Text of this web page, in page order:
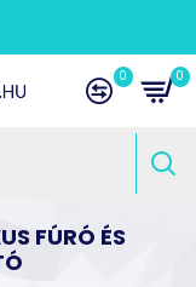
0 0
FÚRÓ ÉS